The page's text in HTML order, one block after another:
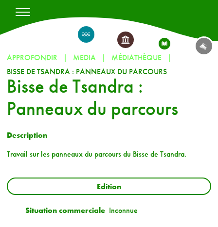
APPROFONDIR MEDIA
MÉDIATHÈQUE
BISSE DE TSANDRA : PANNEAUX DU PARCOURS
Bisse de Tsandra :
Panneaux du parcours
Description
Travail sur les panneaux du parcours du Bisse de Tsandra.
Edition
Situation commerciale Inconnue